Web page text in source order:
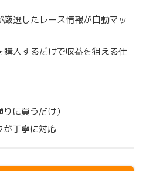
選したレース情報が自動マッ
入するだけで収益を狙える仕
に買うだけ）
が丁寧に対応